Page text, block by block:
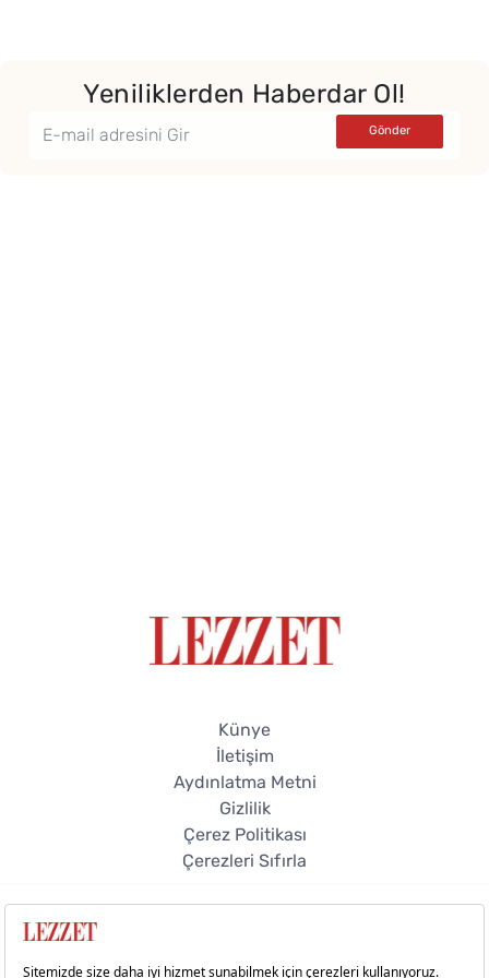
Yeniliklerden Haberdar Ol!
Künye
İletişim
Aydınlatma Metni
Gizlilik
Çerez Politikası
Çerezleri Sıfırla